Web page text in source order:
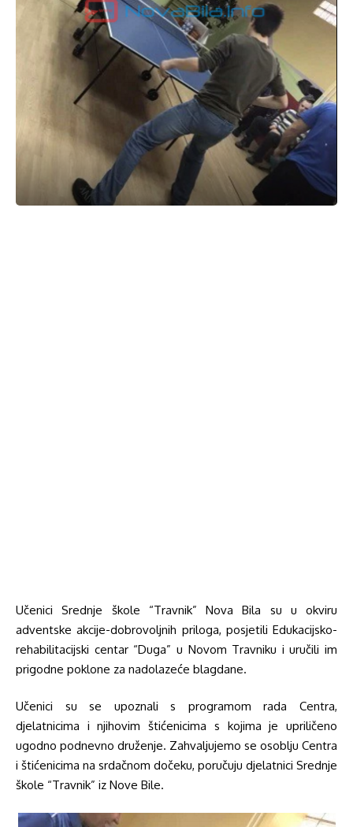
Učenici Srednje škole “Travnik” Nova Bila su u okviru
adventske akcije-dobrovoljnih priloga, posjetili Edukacijsko-
rehabilitacijski centar “Duga” u Novom Travniku i uručili im
prigodne poklone za nadolazeće blagdane.
Učenici su se upoznali s programom rada Centra,
djelatnicima i njihovim štićenicima s kojima je upriličeno
ugodno podnevno druženje. Zahvaljujemo se osoblju Centra
i štićenicima na srdačnom dočeku, poručuju djelatnici Srednje
škole “Travnik” iz Nove Bile.